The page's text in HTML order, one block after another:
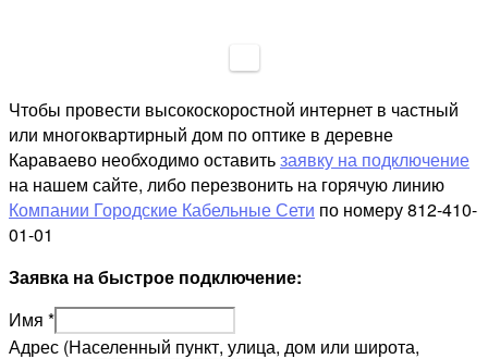
Чтобы провести высокоскоростной интернет в частный
или многоквартирный дом по оптике в деревне
Караваево необходимо оставитьзаявку на подключение
на нашем сайте, либо перезвонить на горячую линию
Компании Городские Кабельные Сети по номеру 812-410-
01-01
Заявка на быстрое подключение:
Имя *
Адрес (Населенный пункт, улица, дом или широта,